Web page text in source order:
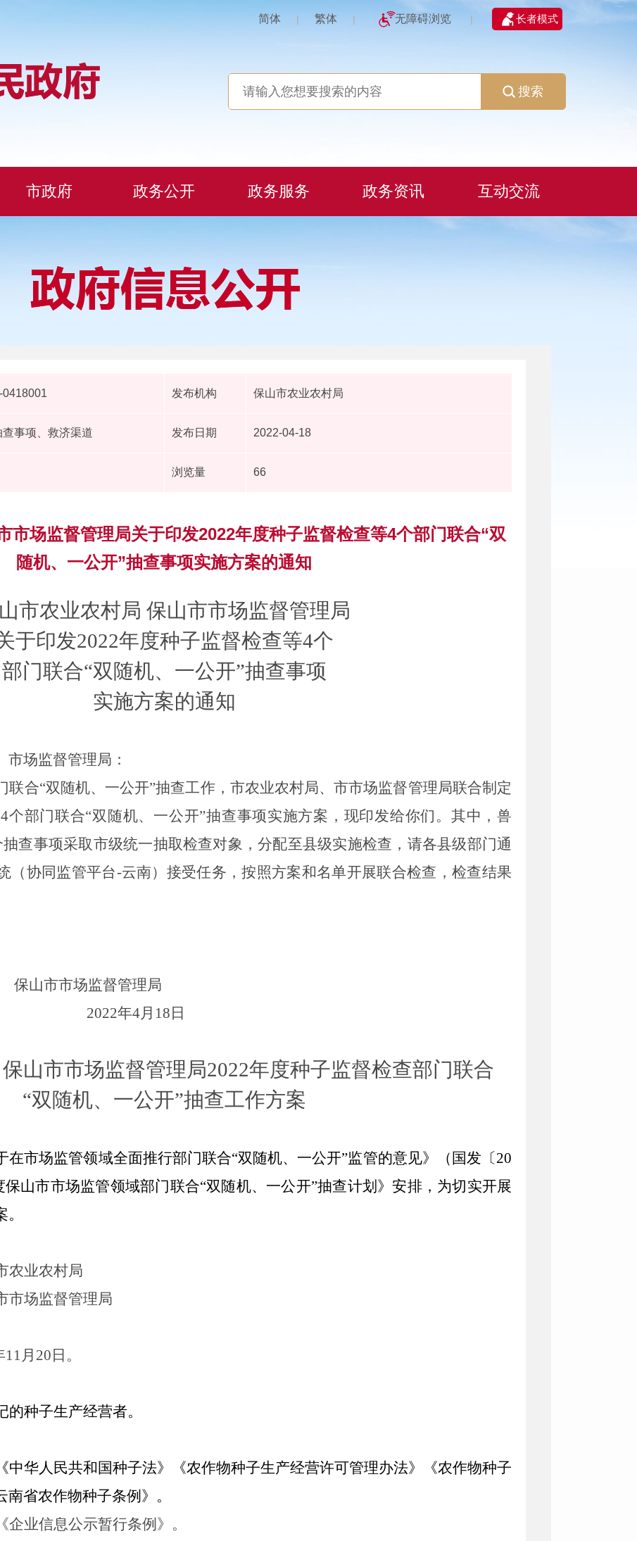
简体 | 繁体 | 无障碍浏览 | 长者模式
搜索
市政府 政务公开 政务服务 政务资讯 互动交流
发布机构 保山市农业农村局
查事项、救济渠道 发布日期 2022-04-18
浏览量 66
市场监督管理局关于印发2022年度种子监督检查等4个部门联合“双
随机、一公开”抽查事项实施方案的通知
市农业农村局 保山市市场监督管理局
于印发2022年度种子监督检查等4个
部门联合“双随机、一公开”抽查事项
实施方案的通知
场监督管理局：
联合“双随机、一公开”抽查工作，市农业农村局、市市场监督管理局联合制定
个部门联合“双随机、一公开”抽查事项实施方案，现印发给你们。其中，兽
查事项采取市级统一抽取检查对象，分配至县级实施检查，请各县级部门通
（协同监管平台-云南）接受任务，按照方案和名单开展联合检查，检查结果
保山市市场监督管理局
2022年4月18日
山市市场监督管理局2022年度种子监督检查部门联合
“双随机、一公开”抽查工作方案
在市场监管领域全面推行部门联合“双随机、一公开”监管的意见》（国发〔20
保山市市场监管领域部门联合“双随机、一公开”抽查计划》安排，为切实开展
农业农村局
市场监督管理局
11月20日。
种子生产经营者。
《中华人民共和国种子法》
《农作物种子生产经营许可管理办法》《农作物种子
南省农作物种子条例》 。
《企业信息公示暂行条例》。